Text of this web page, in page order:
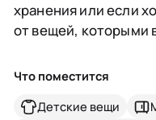
хранения или если
от вещей, которыми
Что поместится
Детские вещи